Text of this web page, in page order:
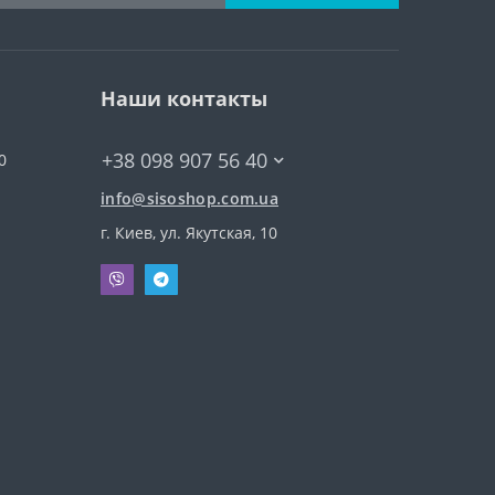
Наши контакты
+38 098 907 56 40
info@sisoshop.com.ua
г. Киев, ул. Якутская, 10